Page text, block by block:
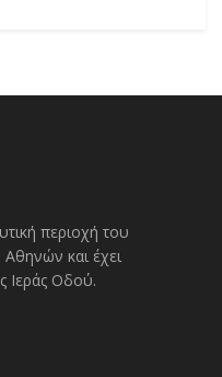
περιοχή του
και έχει
Ιεράς Οδού.